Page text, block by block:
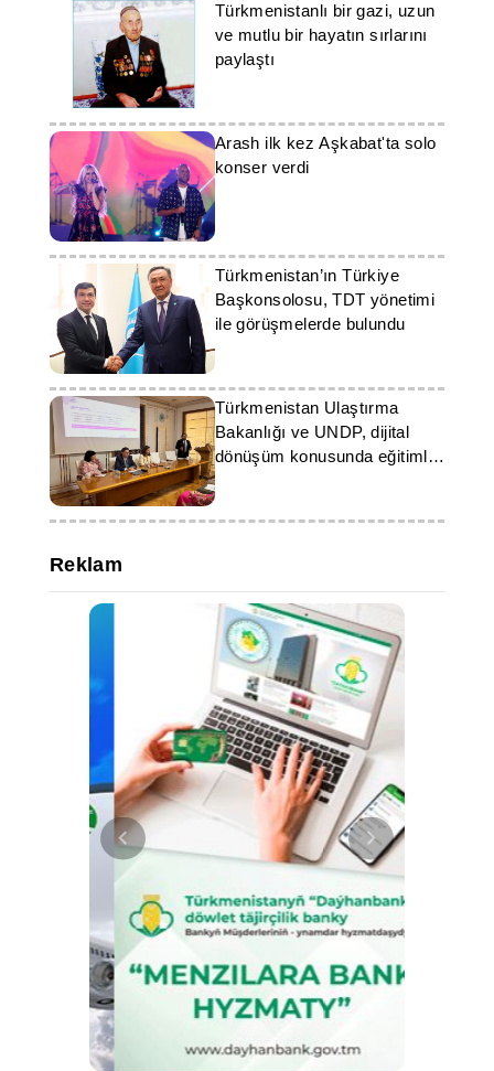
Türkmenistanlı bir gazi, uzun
ve mutlu bir hayatın sırlarını
paylaştı
Arash ilk kez Aşkabat'ta solo
konser verdi
Türkmenistan’ın Türkiye
Başkonsolosu, TDT yönetimi
ile görüşmelerde bulundu
Türkmenistan Ulaştırma
Bakanlığı ve UNDP, dijital
dönüşüm konusunda eğitimler
düzenliyor
Reklam